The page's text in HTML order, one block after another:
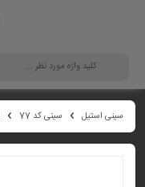
سینی استیل سینی کد 77